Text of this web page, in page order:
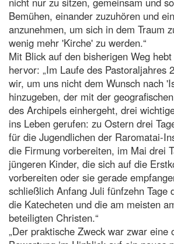
Bemühen, einander zuzuhören und
anzunehmen, um sich in dem Traum
wenig mehr 'Kirche' zu werden.“
Mit Blick auf den bisherigen Weg
hervor: „Im Laufe des Pastoraljahres
wir, um uns nicht dem Wunsch nach
hinzugeben, der mit der
des Archipels einhergeht, drei
ins Leben gerufen: zu Ostern drei
für die Jugendlichen der Raromatai-
die Firmung vorbereiten, im Mai drei
jüngeren Kinder, die sich auf die
vorbereiten oder sie gerade
schließlich Anfang Juli fünfzehn Tage
die Katecheten und die am meisten
beteiligten Christen.“
„Der praktische Zweck war zwar eine